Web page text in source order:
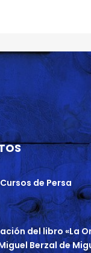
de Persa
del libro «La
Berzal de